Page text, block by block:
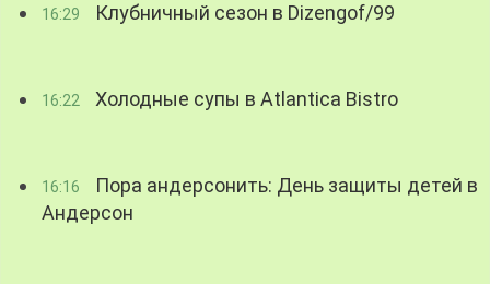
16:29 Клубничный сезон в Dizengof/99
16:22 Холодные супы в Atlantica Bistro
16:16
Пора андерсонить: День защиты детей в
Андерсон